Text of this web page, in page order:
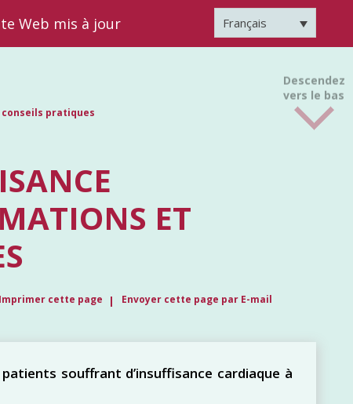
Web mis à jour Français
pratiques
ET
Imprimer cette page Envoyer cette page par E-mail
souffrant d’insuffisance cardiaque à
Descendez
vers le bas